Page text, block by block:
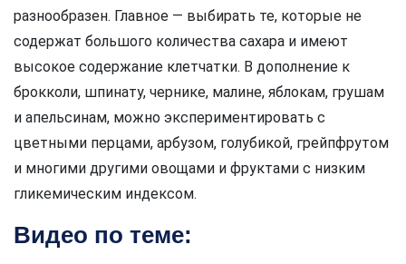
разнообразен. Главное — выбирать те, которые не
содержат большого количества сахара и имеют
высокое содержание клетчатки. В дополнение к
брокколи, шпинату, чернике, малине, яблокам, грушам
и апельсинам, можно экспериментировать с
цветными перцами, арбузом, голубикой, грейпфрутом
и многими другими овощами и фруктами с низким
гликемическим индексом.
Видео по теме: